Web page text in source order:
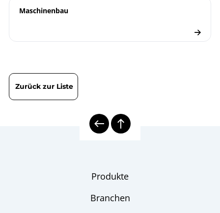
Thermometer
Schutzrohrberechnung
Maschinenbau
Zurück zur Liste
Produkte
Branchen